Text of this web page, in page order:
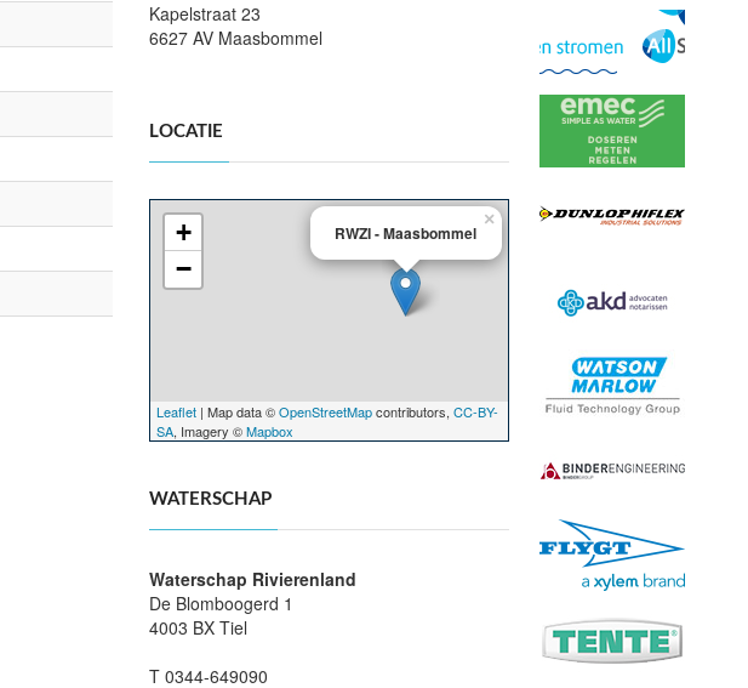
Kapelstraat 23
6627 AV Maasbommel
LOCATIE
RWZI - Maasbommel
×
+
−
Leaflet | Map data ©OpenStreetMapcontributors,CC-BY-
SA, Imagery ©Mapbox
WATERSCHAP
Waterschap Rivierenland
De Blomboogerd 1
4003 BX Tiel
T 0344-649090